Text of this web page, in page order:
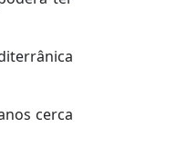
cerca